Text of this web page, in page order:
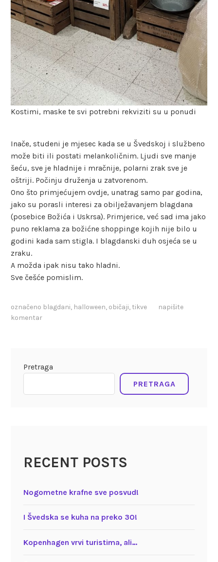
Kostimi, maske te svi potrebni rekviziti su u ponudi
Inače, studeni je mjesec kada se u Švedskoj i službeno
može biti ili postati melankoličnim. Ljudi sve manje
šeću, sve je hladnije i mračnije, polarni zrak sve je
oštriji. Počinju druženja u zatvorenom.
Ono što primjećujem ovdje, unatrag samo par godina,
jako su porasli interesi za obilježavanjem blagdana
(posebice Božića i Uskrsa). Primjerice, već sad ima jako
puno reklama za božićne shoppinge kojih nije bilo u
godini kada sam stigla. I blagdanski duh osjeća se u
zraku.
A možda ipak nisu tako hladni.
Sve češće pomislim.
označeno blagdani, halloween, običaji, tikve
napišite
komentar
Pretraga
PRETRAGA
RECENT POSTS
Nogometne krafne sve posvud!
I Švedska se kuha na preko 30!
Kopenhagen vrvi turistima, ali…